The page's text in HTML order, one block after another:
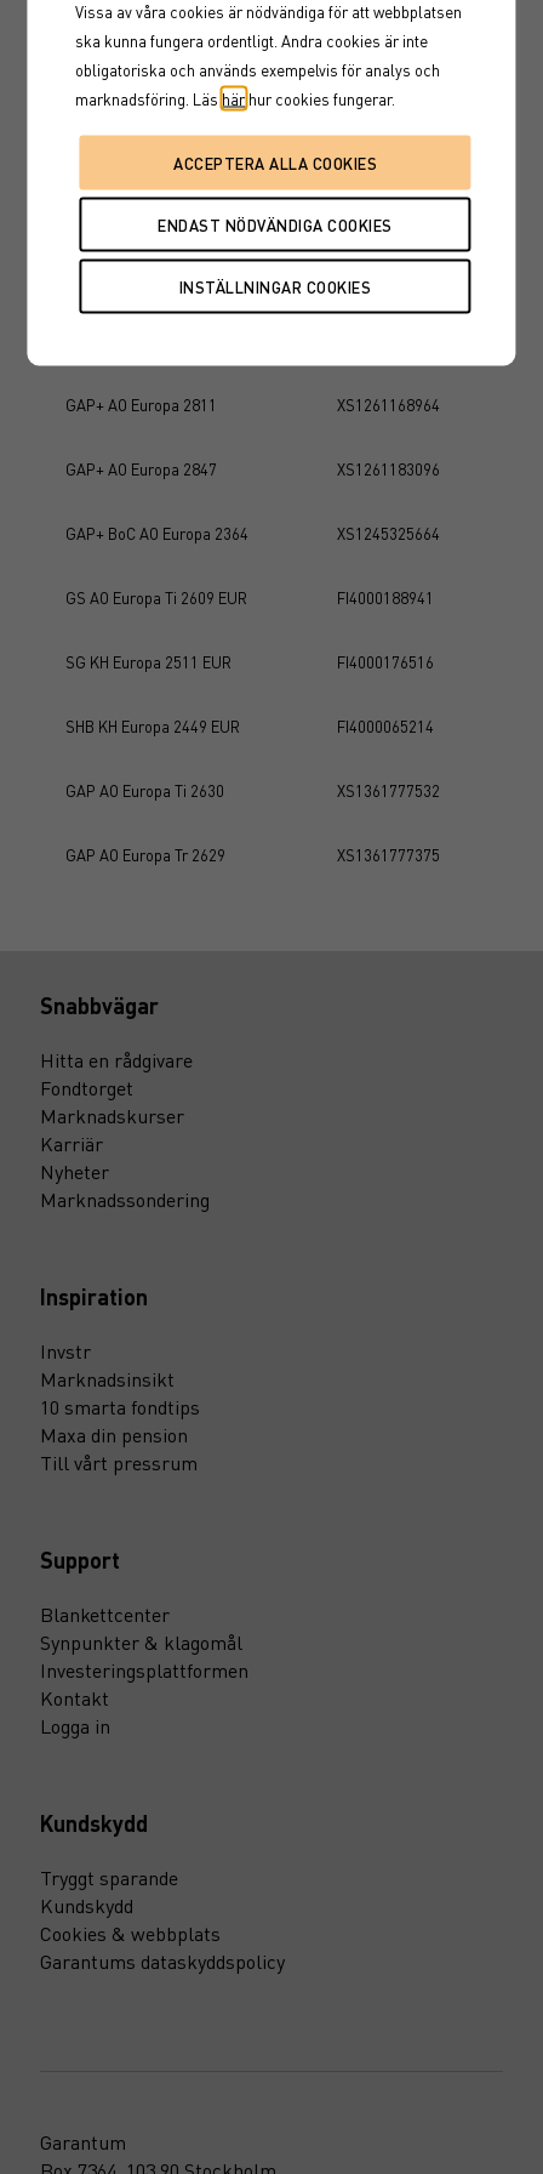
GAP BoC AO Europa Tr 2224 XS1204237207
GAP BoC AO Europa Tr 2290 XS1225003653
GAP+ AO Europa 2811 XS1261168964
GAP+ AO Europa 2847 XS1261183096
GAP+ BoC AO Europa 2364 XS1245325664
GS AO Europa Ti 2609 EUR FI4000188941
SG KH Europa 2511 EUR FI4000176516
SHB KH Europa 2449 EUR FI4000065214
GAP AO Europa Ti 2630 XS1361777532
GAP AO Europa Tr 2629 XS1361777375
Snabbvägar
Hitta en rådgivare
Fondtorget
Marknadskurser
Karriär
Nyheter
Marknadssondering
Inspiration
Invstr
Marknadsinsikt
10 smarta fondtips
Maxa din pension
Till vårt pressrum
Support
Blankettcenter
Synpunkter & klagomål
Investeringsplattformen
Kontakt
Logga in
Kundskydd
Tryggt sparande
Kundskydd
Cookies & webbplats
Garantums dataskyddspolicy
Garantum
Vissa av våra cookies är nödvändiga för att webbplatsen
ska kunna fungera ordentligt. Andra cookies är inte
obligatoriska och används exempelvis för analys och
marknadsföring. Läs härhur cookies fungerar.